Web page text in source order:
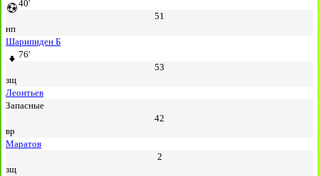
40'
51
нп
Шарипиден Б
76'
53
зщ
Леонтьев
Запасные
42
вр
Маратов
2
зщ